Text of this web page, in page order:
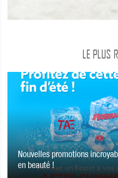
LE PLUS
Nouvelles promotions
en beauté !